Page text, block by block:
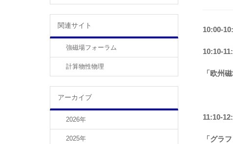
関連サイト
強磁場フォーラム
計算物性物理
アーカイブ
2026年
2025年
10:00-10:
10:10-
「欧州
11:10-
「グラ